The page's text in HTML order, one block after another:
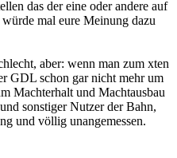
das der eine oder andere auf
mal eure Meinung dazu
aber: wenn man zum xten
GDL schon gar nicht mehr um
Machterhalt und Machtausbau
sonstiger Nutzer der Bahn,
und völlig unangemessen.